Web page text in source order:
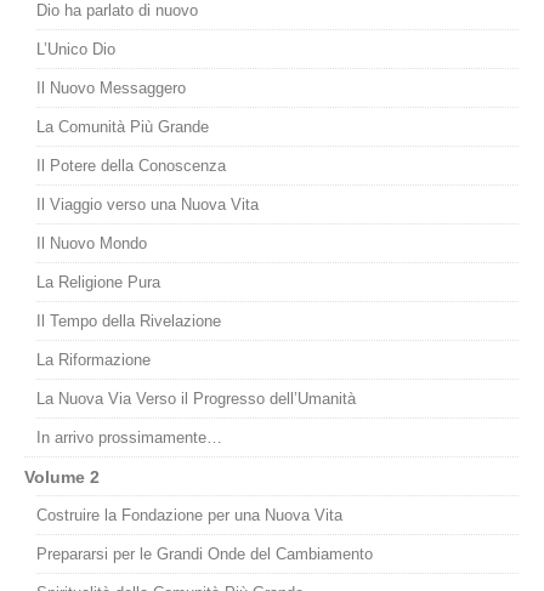
Dio ha parlato di nuovo
L’Unico Dio
Il Nuovo Messaggero
La Comunità Più Grande
Il Potere della Conoscenza
Il Viaggio verso una Nuova Vita
Il Nuovo Mondo
La Religione Pura
Il Tempo della Rivelazione
La Riformazione
La Nuova Via Verso il Progresso dell’Umanità
In arrivo prossimamente…
Volume 2
Costruire la Fondazione per una Nuova Vita
Prepararsi per le Grandi Onde del Cambiamento